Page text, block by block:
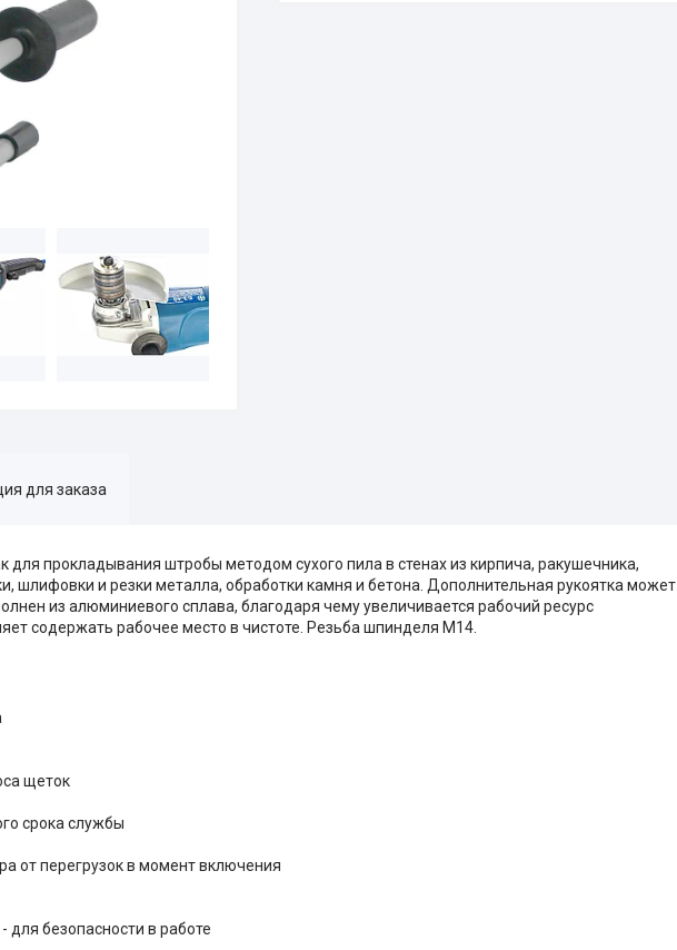
для заказа
для прокладывания штробы методом сухого пила в стенах из кирпича, ракушечника,
шлифовки и резки металла, обработки камня и бетона. Дополнительная рукоятка может
из алюминиевого сплава, благодаря чему увеличивается рабочий ресурс
содержать рабочее место в чистоте. Резьба шпинделя М14.
щеток
срока службы
от перегрузок в момент включения
для безопасности в работе